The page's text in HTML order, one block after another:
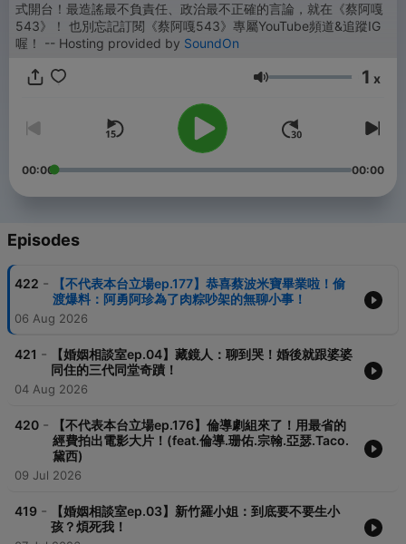
式開台！最造謠最不負責任、政治最不正確的言論，就在《蔡阿嘎
543》！ 也別忘記訂閱《蔡阿嘎543》專屬YouTube頻道&追蹤IG
喔！ -- Hosting provided by SoundOn
Volume 1 x
00:00 00:00
Episodes
422 -
【不代表本台立場ep.177】恭喜蔡波米寶畢業啦！偷
渡爆料：阿勇阿珍為了肉粽吵架的無聊小事！
06 Aug 2026
421 -
【婚姻相談室ep.04】藏鏡人：聊到哭！婚後就跟婆婆
同住的三代同堂奇蹟！
04 Aug 2026
420 -
【不代表本台立場ep.176】倫導劇組來了！用最省的
經費拍出電影大片！(feat.倫導.珊佑.宗翰.亞瑟.Taco.
黛西)
09 Jul 2026
419 -
【婚姻相談室ep.03】新竹羅小姐：到底要不要生小
孩？煩死我！